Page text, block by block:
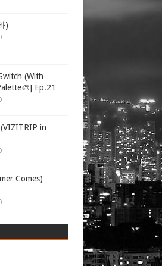
)
(With
Ep.21
in
Comes)